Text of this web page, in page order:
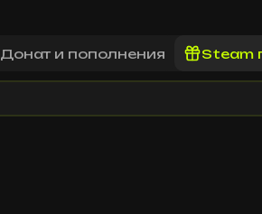
Донат и пополнения Steam